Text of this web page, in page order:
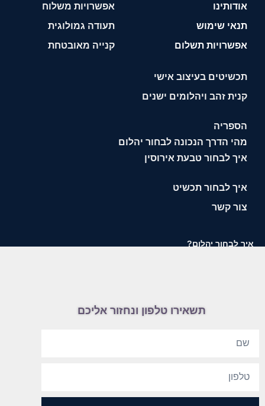
אודותינו
תנאי שימוש
אפשרויות תשלום
אפשרויות משלוח
תעודה גמולוגית
קנייה מאובטחת
תכשיטים בעיצוב אישי
קנית זהב ויהלומים ישנים
הספריה
מהי הדרך הנכונה לבחור יהלום
איך לבחור טבעת אירוסין
איך לבחור תכשיט
צור קשר
איך לבחור יהלום?
תשאירו טלפון ונחזור אליכם